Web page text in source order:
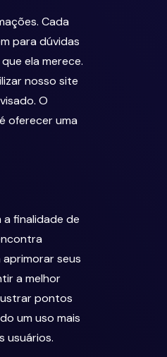
Cada
para dúvidas
ela merece.
nosso site
O
oferecer uma
finalidade de
seus
a melhor
pontos
um uso mais
usuários.